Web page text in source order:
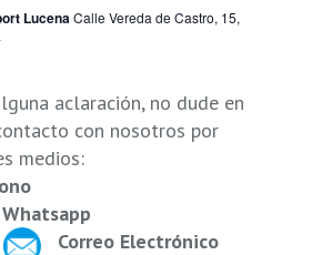
LucenaCalle Vereda de Castro, 15,
aclaración, no dude en
con nosotros por
medios:
Whatsapp
Correo Electrónico